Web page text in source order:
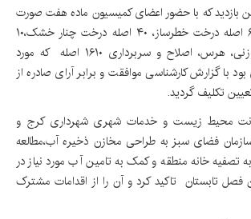
بازدید که با حضور اعضای کمیسیون ماده هفت صورت
پذیرفت جمع آوری ۶ اصله درخت خطرساز، ۴۰ اصله درخت چنار خشک،۱۰
اصله درخت برگ سوزنی، هرس، اصلاح و سربرداری ۱۶۱۰ اصله که مورد
با گزارش کارشناسی موافقت و برابر آرای صادره از
تکلیف گردید.
محیط زیست و خدمات شهری شهرداری کرج و
فضای سبز به طراحی مخازن ذخیره آب،مطالعه
تصفیه خانه منطقه و کمک به تامین آب مورد نیاز در
فصل تابستان تاکید کرد و آن را از اقدامات مشترک